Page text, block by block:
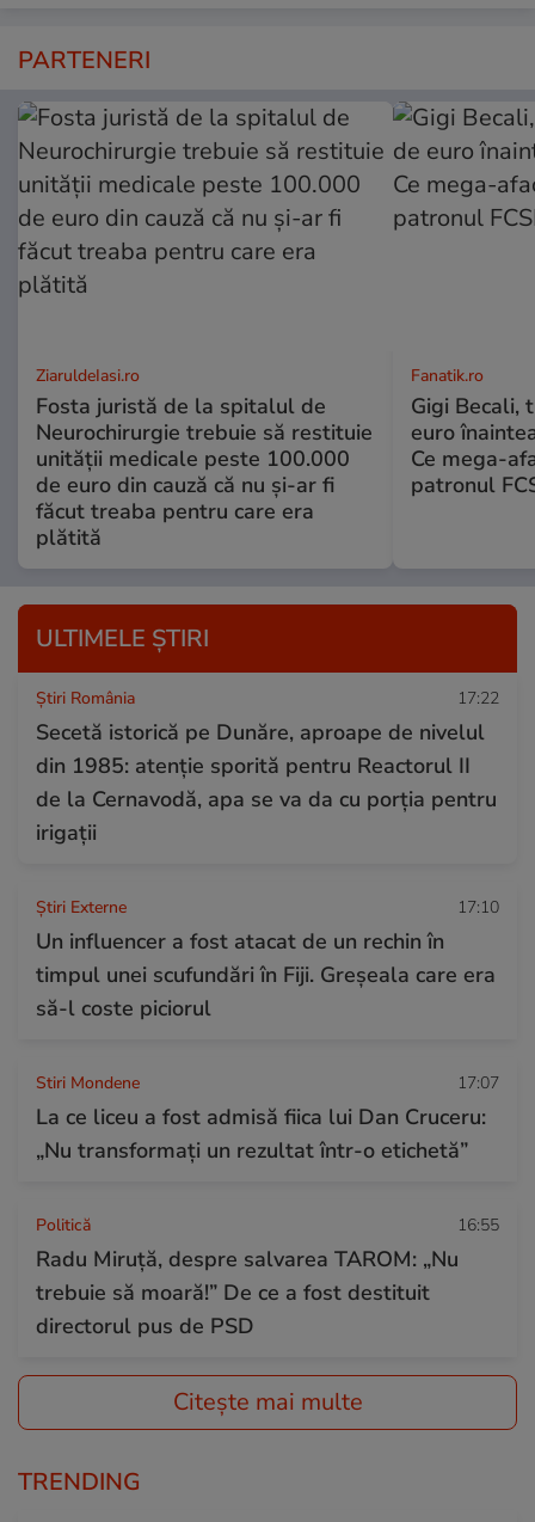
PARTENERI
ZiaruldeIasi.ro
Fosta juristă de la spitalul de
Neurochirurgie trebuie să restituie
unității medicale peste 100.000
de euro din cauză că nu și-ar fi
făcut treaba pentru care era
plătită
Fanatik.ro
Gigi Becali,
euro
Ce mega-
patronul
ULTIMELE ȘTIRI
Știri România 17:22
Secetă istorică pe Dunăre, aproape de nivelul
din 1985: atenție sporită pentru Reactorul II
de la Cernavodă, apa se va da cu porția pentru
irigații
Știri Externe 17:10
Un influencer a fost atacat de un rechin în
timpul unei scufundări în Fiji. Greșeala care era
să-l coste piciorul
Stiri Mondene 17:07
La ce liceu a fost admisă fiica lui Dan Cruceru:
„Nu transformați un rezultat într-o etichetă”
Politică 16:55
Radu Miruță, despre salvarea TAROM: „Nu
trebuie să moară!” De ce a fost destituit
directorul pus de PSD
Citește mai multe
TRENDING